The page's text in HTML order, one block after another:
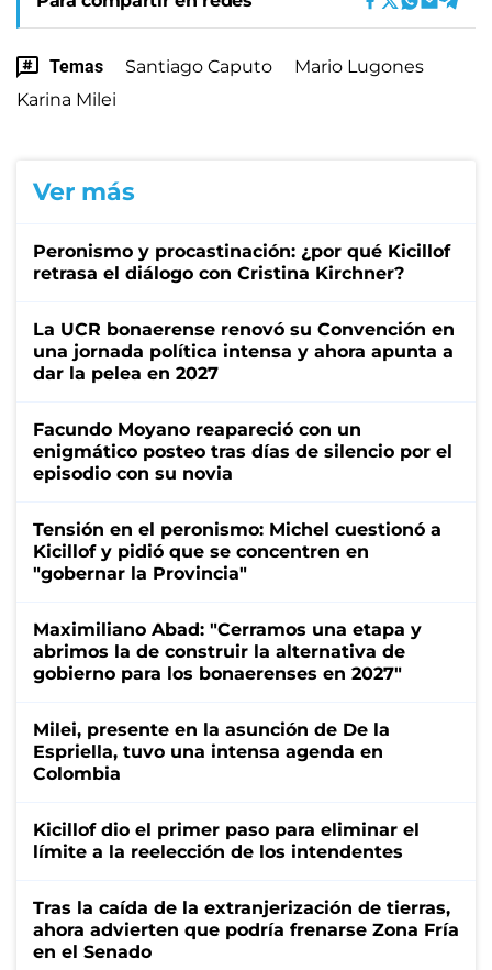
Temas Santiago Caputo
Mario Lugones
Karina Milei
Ver más
Peronismo y procastinación: ¿por qué Kicillof
retrasa el diálogo con Cristina Kirchner?
La UCR bonaerense renovó su Convención en
una jornada política intensa y ahora apunta a
dar la pelea en 2027
Facundo Moyano reapareció con un
enigmático posteo tras días de silencio por el
episodio con su novia
Tensión en el peronismo: Michel cuestionó a
Kicillof y pidió que se concentren en
"gobernar la Provincia"
Maximiliano Abad: "Cerramos una etapa y
abrimos la de construir la alternativa de
gobierno para los bonaerenses en 2027"
Milei, presente en la asunción de De la
Espriella, tuvo una intensa agenda en
Colombia
Kicillof dio el primer paso para eliminar el
límite a la reelección de los intendentes
Tras la caída de la extranjerización de tierras,
ahora advierten que podría frenarse Zona Fría
en el Senado